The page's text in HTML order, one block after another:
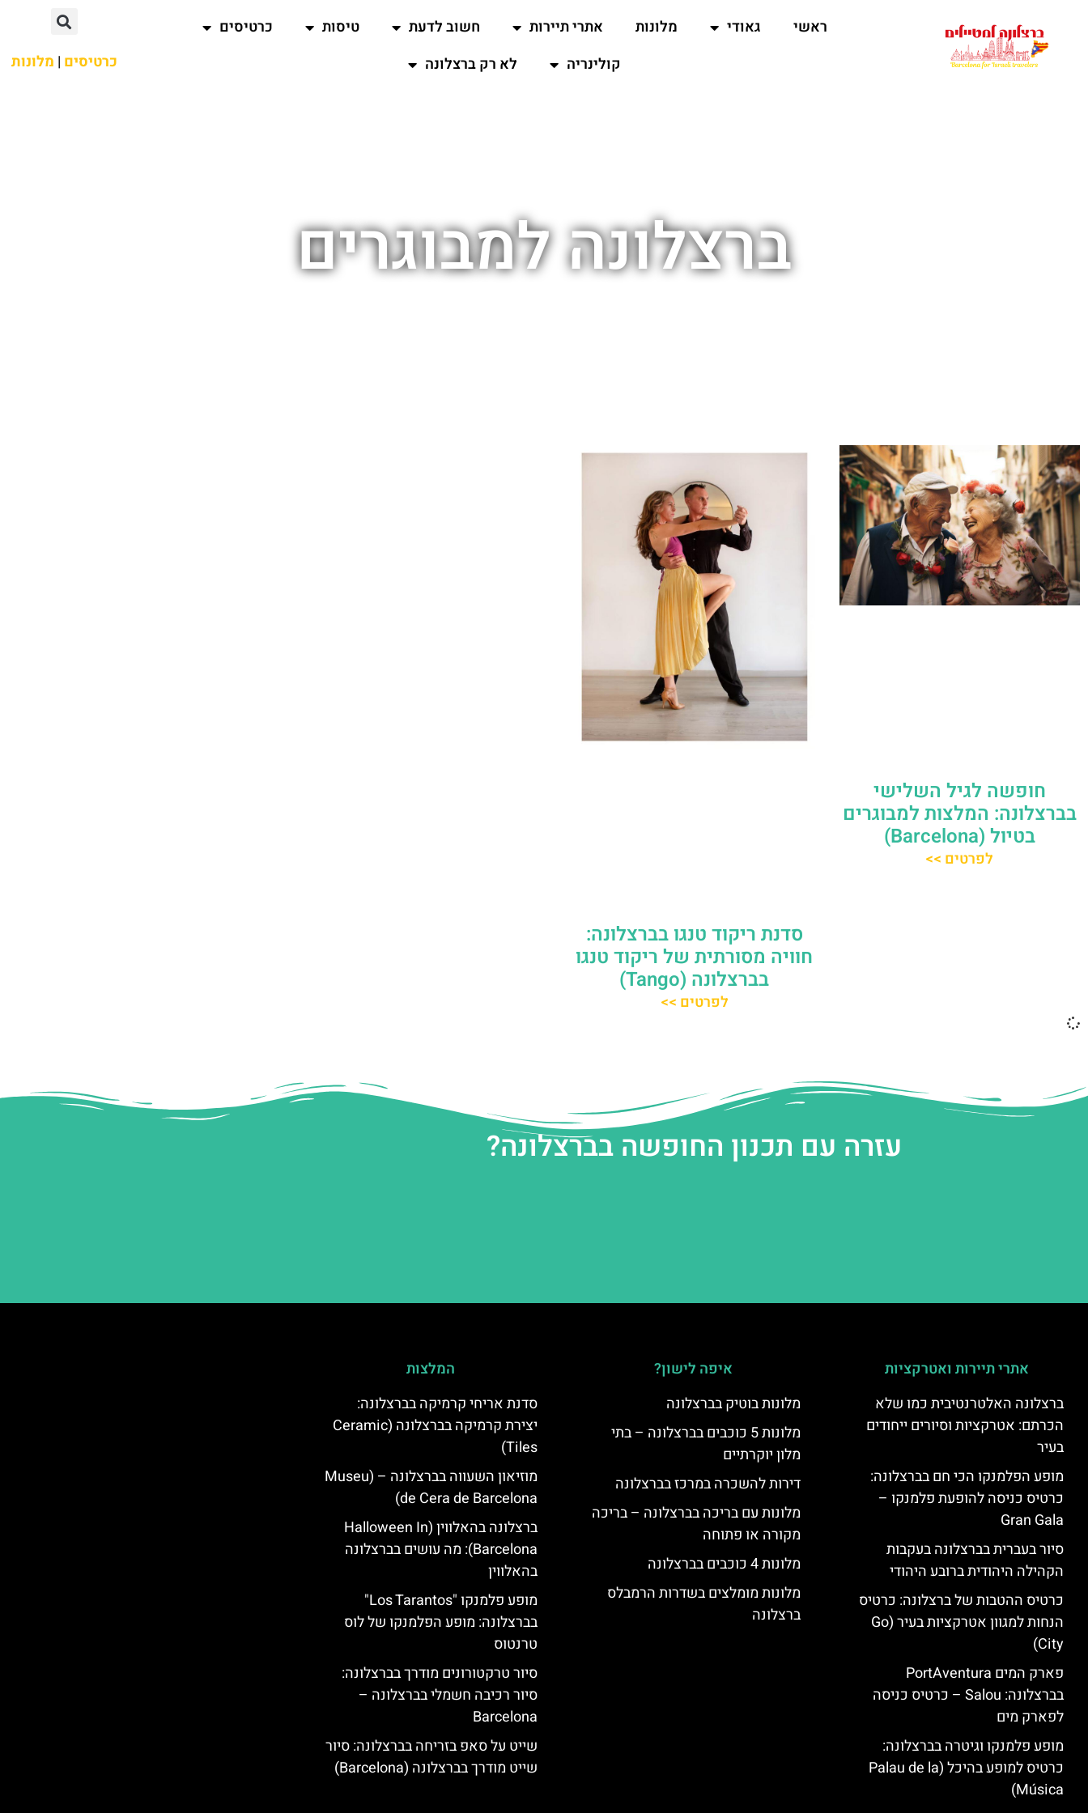
ראשי גאודי מלונות אתרי תיירות חשוב לדעת טיסות
כרטיסים
קולינריה
לא רק ברצלונה כרטיסים | מלונות
ברצלונה למבוגרים
חופשה לגיל השלישי
בברצלונה: המלצות למבוגרים
בטיול (Barcelona)
לפרטים >>
סדנת ריקוד טנגו בברצלונה:
חוויה מסורתית של ריקוד טנגו
בברצלונה (Tango)
לפרטים >>
עזרה עם תכנון החופשה בברצלונה?
אתרי תיירות ואטרקציות
ברצלונה האלטרנטיבית כמו שלא
הכרתם: אטרקציות וסיורים ייחודים
בעיר
מופע הפלמנקו הכי חם בברצלונה:
כרטיס כניסה להופעת פלמנקו –
Gran Gala
סיור בעברית בברצלונה בעקבות
הקהילה היהודית ברובע היהודי
כרטיס ההטבות של ברצלונה: כרטיס
הנחות למגוון אטרקציות בעיר (Go
City)
פארק המים PortAventura
בברצלונה: Salou – כרטיס כניסה
לפארק מים
מופע פלמנקו וגיטרה בברצלונה:
כרטיס למופע בהיכל (Palau de la
Música)
איפה לישון?
מלונות בוטיק בברצלונה
מלונות 5 כוכבים בברצלונה – בתי
מלון יוקרתיים
דירות להשכרה במרכז בברצלונה
מלונות עם בריכה בברצלונה – בריכה
מקורה או פתוחה
מלונות 4 כוכבים בברצלונה
מלונות מומלצים בשדרות הרמבלס
ברצלונה
המלצות
סדנת אריחי קרמיקה בברצלונה:
יצירת קרמיקה בברצלונה (Ceramic
Tiles)
מוזיאון השעווה בברצלונה – (Museu
de Cera de Barcelona)
ברצלונה בהאלווין (Halloween In
Barcelona): מה עושים בברצלונה
בהאלווין
מופע פלמנקו "Los Tarantos"
בברצלונה: מופע הפלמנקו של לוס
טרנטוס
סיור טרקטורונים מודרך בברצלונה:
סיור רכיבה חשמלי בברצלונה –
Barcelona
שייט על סאפ בזריחה בברצלונה: סיור
שייט מודרך בברצלונה (Barcelona)